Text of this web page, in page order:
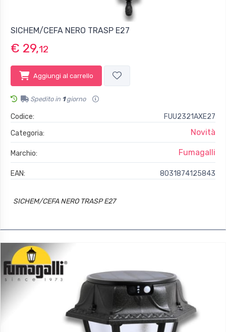
SICHEM/CEFA NERO TRASP E27
€ 29,12
Aggiungi al carrello
Spedito in 1giorno
Codice:
FUU2321AXE27
Categoria:
Novità
Marchio: Fumagalli
EAN: 8031874125843
SICHEM/CEFA NERO TRASP E27